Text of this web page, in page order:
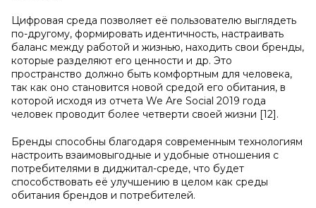
Цифровая среда позволяет её пользователю выглядеть
по-другому, формировать идентичность, настраивать
баланс между работой и жизнью, находить свои бренды,
которые разделяют его ценности и др. Это
пространство должно быть комфортным для человека,
так как оно становится новой средой его обитания, в
которой исходя из отчета We Are Social 2019 года
человек проводит более четверти своей жизни [12].
Бренды способны благодаря современным технологиям
настроить взаимовыгодные и удобные отношения с
потребителями в диджитал-среде, что будет
способствовать её улучшению в целом как среды
обитания брендов и потребителей.